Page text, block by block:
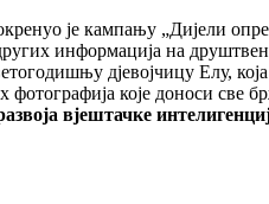
је кампању „Дијели
информација на
дјевојчицу Елу,
које доноси све
вјештачке